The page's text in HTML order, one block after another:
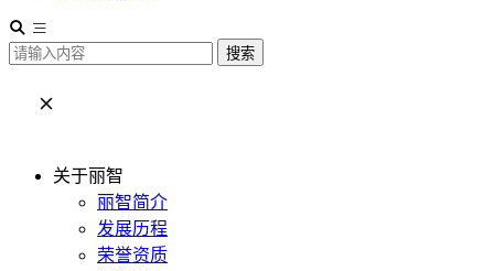
搜索
关于丽智
丽智简介
发展历程
荣誉资质